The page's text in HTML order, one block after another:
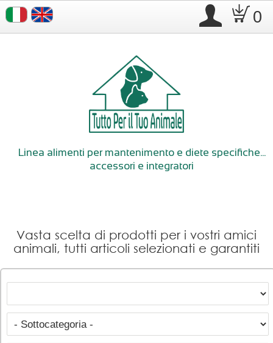
D 0
.
Linea alimenti per mantenimento e diete specifiche...
accessori e integratori
Vasta scelta di prodotti per i vostri amici
animali, tutti articoli selezionati e garantiti